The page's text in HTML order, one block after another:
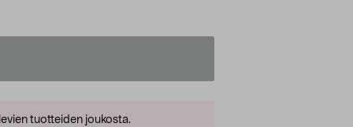
tuotteiden joukosta.